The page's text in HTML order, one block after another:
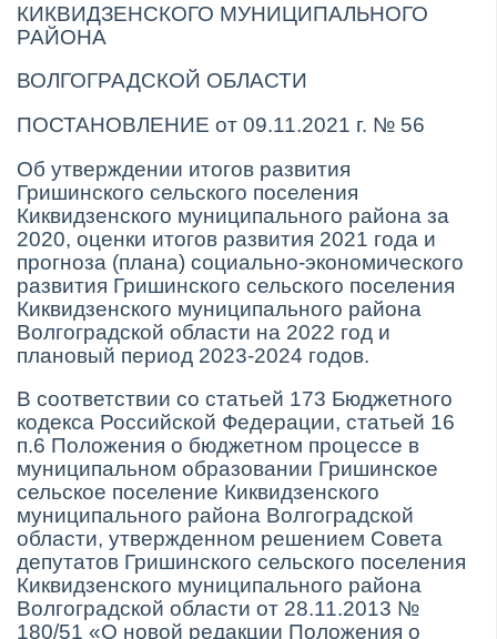
КИКВИДЗЕНСКОГО МУНИЦИПАЛЬНОГО
РАЙОНА
ВОЛГОГРАДСКОЙ ОБЛАСТИ
ПОСТАНОВЛЕНИЕ от 09.11.2021 г. № 56
Об утверждении итогов развития
Гришинского сельского поселения
Киквидзенского муниципального района за
2020, оценки итогов развития 2021 года и
прогноза (плана) социально-экономического
развития Гришинского сельского поселения
Киквидзенского муниципального района
Волгоградской области на 2022 год и
плановый период 2023-2024 годов.
В соответствии со статьей 173 Бюджетного
кодекса Российской Федерации, статьей 16
п.6 Положения о бюджетном процессе в
муниципальном образовании Гришинское
сельское поселение Киквидзенского
муниципального района Волгоградской
области, утвержденном решением Совета
депутатов Гришинского сельского поселения
Киквидзенского муниципального района
Волгоградской области от 28.11.2013 №
180/51 «О новой редакции Положения о